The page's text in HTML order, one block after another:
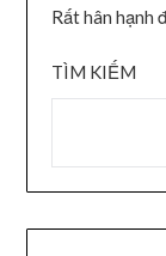
Rất hân hạnh
TÌM KIẾM